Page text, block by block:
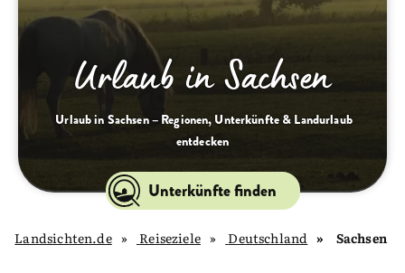
Urlaub in Sachsen
Urlaub in Sachsen – Regionen, Unterkünfte & Landurlaub
entdecken
Unterkünfte finden
Sachsen
Deutschland
Reiseziele
Landsichten.de